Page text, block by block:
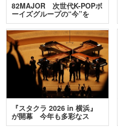
82MAJOR 次世代K-POPボ
ーイズグループの“今”を
訊…
『スタクラ 2026 in 横浜』
が開幕 今年も多彩なス
テ…